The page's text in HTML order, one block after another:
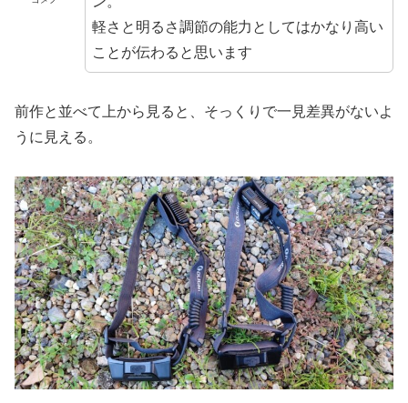
軽さと明るさ調節の能力としてはかなり高い
ことが伝わると思います
前作と並べて上から見ると、そっくりで一見差異がないよ
うに見える。